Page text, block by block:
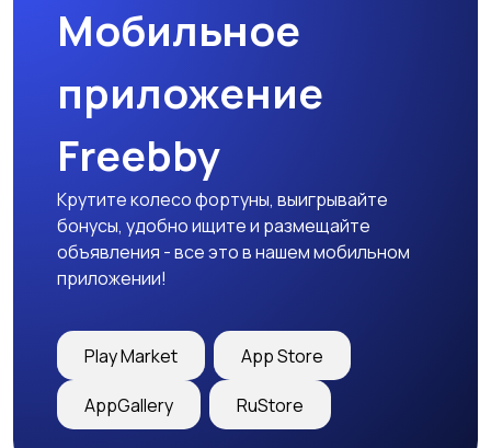
Футболки и поло Штаны и шорты
Другое
Мобильное
приложение
Freebby
Крутите колесо фортуны, выигрывайте
бонусы, удобно ищите и размещайте
объявления - все это в нашем мобильном
приложении!
Play Market App Store
AppGallery RuStore